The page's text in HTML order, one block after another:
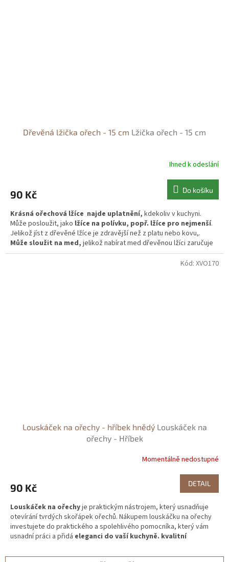
Dřevěná lžička ořech - 15 cm Lžička ořech - 15 cm
Ihned k odeslání
90 Kč Do košíku
Krásná ořechová lžíce najde uplatnění, kdekoliv v kuchyni.
Může posloužit, jako lžíce na polívku, popř. lžíce pro nejmenší.
Jelikož jíst z dřevěné lžíce je zdravější než z platu nebo kovu,.
Může sloužit na med, jelikož nabírat med dřevěnou lžíci zaručuje
zachování, všech vitamínu z medu.
Louskáček na ořechy - hříbek hnědý Louskáček na
ořechy - Hříbek
Momentálně nedostupné
90 Kč DETAIL
Louskáček na ořechyje praktickým nástrojem, který usnadňuje
otevírání tvrdých skořápek ořechů. Nákupem louskáčku na ořechy
investujete do praktického a spolehlivého pomocníka, který vám
usnadní práci a přidá eleganci do vaší kuchyně. kvalitní
generační záležitost.
Kód: XVO170